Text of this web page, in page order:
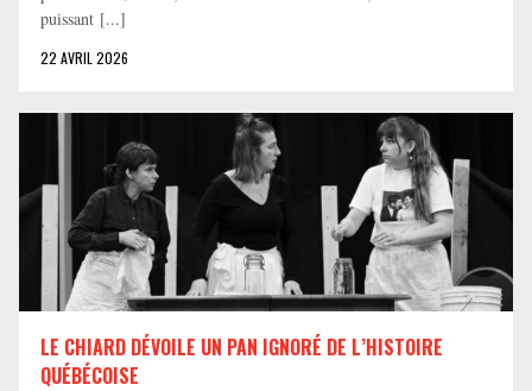
puissant [...]
22 AVRIL 2026
LE CHIARD DÉVOILE UN PAN IGNORÉ DE L’HISTOIRE
QUÉBÉCOISE